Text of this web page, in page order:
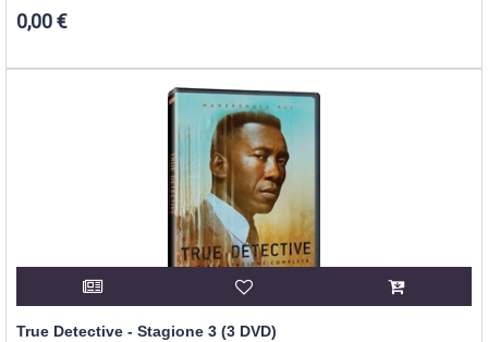
0,00 €
True Detective - Stagione 3 (3 DVD)